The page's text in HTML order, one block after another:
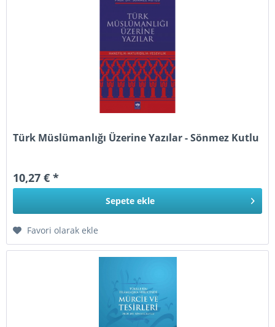
Türk Müslümanlığı Üzerine Yazılar - Sönmez Kutlu
10,27 € *
Sepete ekle
Favori olarak ekle